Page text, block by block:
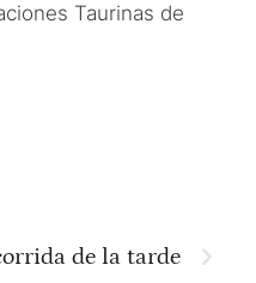
Taurinas de
de la tarde